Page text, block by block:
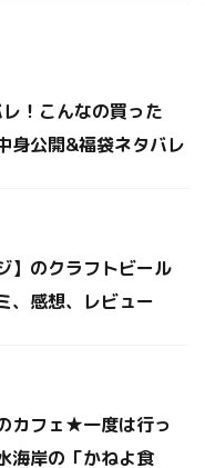
！こんなの買った
身公開&福袋ネタバレ
】のクラフトビール
、感想、レビュー
カフェ★一度は行っ
海岸の「かねよ食